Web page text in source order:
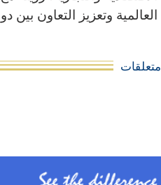
العالمية وتعزيز التعاون بين
متعلقات